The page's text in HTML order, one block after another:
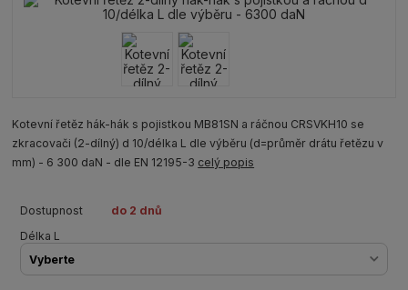
Kotevní řetěz hák-hák s pojistkou MB81SN a ráčnou CRSVKH10 se
zkracovači (2-dílný) d 10/délka L dle výběru (d=průměr drátu řetězu v
mm) - 6 300 daN - dle EN 12195-3 celý popis
Dostupnost
do 2 dnů
Délka L